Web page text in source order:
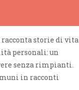
storie di vita
personali: un
senza rimpianti.
in racconti